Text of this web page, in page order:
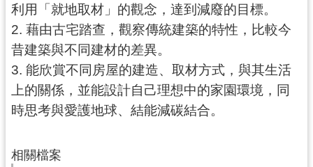
便
民
服
務
活
動
究
利用「就地取材」的觀念，達到減廢的目標。
2. 藉由古宅踏查，觀察傳統建築的特性，比較今
昔建築與不同建材的差異。
3. 能欣賞不同房屋的建造、取材方式，與其生活
上的關係，並能設計自己理想中的家園環境，同
時思考與愛護地球、結能減碳結合。
相關檔案